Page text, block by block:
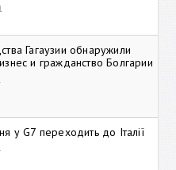
Гагаузии обнаружили
и гражданство Болгарии
у G7 переходить до Італії